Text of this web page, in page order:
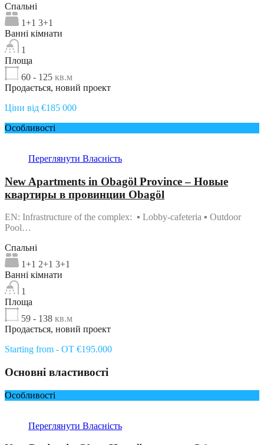
Спальні
1+1 3+1
Ванні кімнати
1
Площа
60 - 125 кв.м
Продається, новий проект
Ціни від €185 000
Особливості
Переглянути Власність
New Apartments in Obagöl Province – Новые
квартиры в провинции Obagöl
EN: Infrastructure of the complex: ▪ Lobby-cafeteria ▪ Outdoor
Pool…
Спальні
1+1 2+1 3+1
Ванні кімнати
1
Площа
59 - 138 кв.м
Продається, новий проект
Starting from - OT €195.000
Основні властивості
Особливості
Переглянути Власність